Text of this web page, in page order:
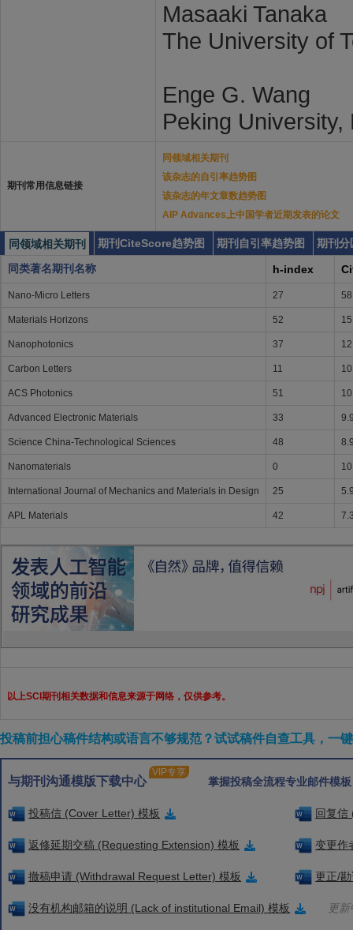
Masaaki Tanaka
The University of
Enge G. Wang
Peking University,
期刊常用信息链接
同领域相关期刊
该杂志的自引率趋势图
该杂志的年文章数趋势图
AIP Advances上中国学者近期发表的论文
同领域相关期刊 期刊CiteScore趋势图 期刊自引率趋势图
期刊分
同类著名期刊名称
h-index
Nano-Micro Letters 27
Materials Horizons 52
Nanophotonics 37
Carbon Letters 11
ACS Photonics 51
Advanced Electronic Materials 33
Science China-Technological Sciences 48
Nanomaterials 0
International Journal of Mechanics and Materials in Design 25
APL Materials 42
以上SCI期刊相关数据和信息来源于网络，仅供参考。
投稿前担心稿件结构或语言不够规范？试试稿件自查工具，一
与期刊沟通模版下载中心
VIP专享
掌握投稿全流程专业邮件模
投稿信 (Cover Letter) 模板 回复信
返修延期交稿 (Requesting Extension) 模板 变更作
撤稿申请 (Withdrawal Request Letter) 模板 更正/
没有机构邮箱的说明 (Lack of institutional Email) 模板 更